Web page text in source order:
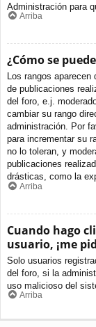
Administración para
Arriba
¿Cómo se
Los rangos aparecen
de publicaciones
del foro, e.j.
cambiar su rango
administración. Por
para incrementar su
no lo toleran, y
publicaciones
drásticas, como la
Arriba
Cuando hago
usuario, ¡me
Solo usuarios
del foro, si la
uso malicioso del
Arriba